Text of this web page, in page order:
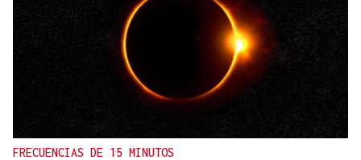
CANEDO
Un herido en la colisión entre dos coches en la
entrada a las termas de Outariz
FRECUENCIAS DE 15 MINUTOS